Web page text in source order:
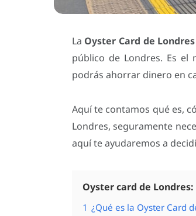
La Oyster Card de Londres
público de Londres. Es
podrás ahorrar dinero en
Aquí te contamos qué es,
Londres, seguramente
aquí te ayudaremos a
Oyster card de Londres:
1 ¿Qué es la Oyster Card